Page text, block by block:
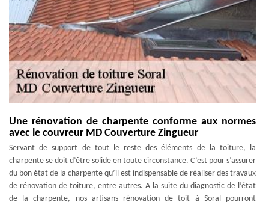
Une rénovation de charpente conforme aux normes
avec le couvreur MD Couverture Zingueur
Servant de support de tout le reste des éléments de la toiture, la
charpente se doit d’être solide en toute circonstance. C’est pour s’assurer
du bon état de la charpente qu’il est indispensable de réaliser des travaux
de rénovation de toiture, entre autres. A la suite du diagnostic de l’état
de la charpente, nos artisans rénovation de toit à Soral pourront